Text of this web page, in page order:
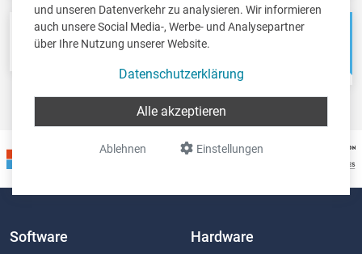
und unseren Datenverkehr zu analysieren. Wir informieren
auch unsere Social Media-, Werbe- und Analysepartner
über Ihre Nutzung unserer Website.
Datenschutzerklärung
Einstellungen
Ablehnen
Alle akzeptieren
Pos-in
Kassensystem
Net-in
Webshops &
Software Hardware